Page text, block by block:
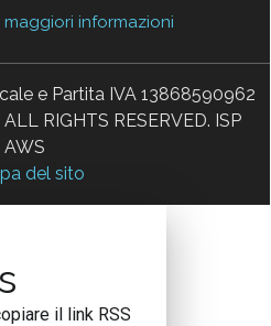
informazioni
e Partita IVA 13868590962
RIGHTS RESERVED. ISP
AWS
del sito
il link RSS